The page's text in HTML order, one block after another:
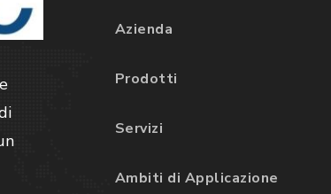
Azienda
Prodotti
Servizi
Ambiti di Applicazione